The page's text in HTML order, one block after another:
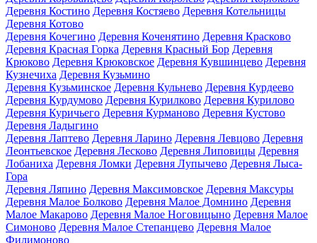
Деревня Костино Деревня Костяево Деревня Котельницы
Деревня Котово
Деревня Кочегино Деревня Коченятино Деревня Красково
Деревня Красная Горка Деревня Красный Бор Деревня
Крюково Деревня Крюковское Деревня Кувшинцево Деревня
Кузнечиха Деревня Кузьмино
Деревня Кузьминское Деревня Кульнево Деревня Курдеево
Деревня Курдумово Деревня Курилково Деревня Курилово
Деревня Куричьего Деревня Курманово Деревня Кустово
Деревня Ладыгино
Деревня Лаптево Деревня Ларино Деревня Левцово Деревня
Леонтьевское Деревня Лесково Деревня Липовицы Деревня
Лобаниха Деревня Ломки Деревня Лупычево Деревня Лыса-
Гора
Деревня Ляпино Деревня Максимовское Деревня Максуры
Деревня Малое Болково Деревня Малое Домнино Деревня
Малое Макарово Деревня Малое Ноговицыно Деревня Малое
Симоново Деревня Малое Степанцево Деревня Малое
Филимоново